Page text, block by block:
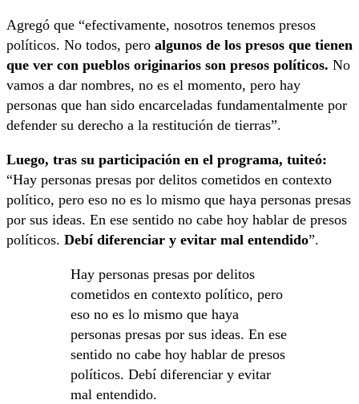
Agregó que “efectivamente, nosotros tenemos presos
políticos. No todos, pero algunos de los presos que tienen
que ver con pueblos originarios son presos políticos. No
vamos a dar nombres, no es el momento, pero hay
personas que han sido encarceladas fundamentalmente por
defender su derecho a la restitución de tierras”.
Luego, tras su participación en el programa, tuiteó:
“Hay personas presas por delitos cometidos en contexto
político, pero eso no es lo mismo que haya personas presas
por sus ideas. En ese sentido no cabe hoy hablar de presos
políticos. Debí diferenciar y evitar mal entendido”.
Hay personas presas por delitos
cometidos en contexto político, pero
eso no es lo mismo que haya
personas presas por sus ideas. En ese
sentido no cabe hoy hablar de presos
políticos. Debí diferenciar y evitar
mal entendido.